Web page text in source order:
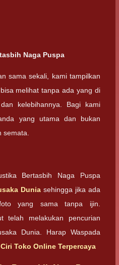
Naga Puspa
sama sekali, kami tampilkan
melihat tanpa ada yang di
kelebihannya. Bagi kami
yang utama dan bukan
Bertasbih Naga Puspa
Dunia sehingga jika ada
yang sama tanpa ijin.
telah melakukan pencurian
Dunia. Harap Waspada
Toko Online Terpercaya